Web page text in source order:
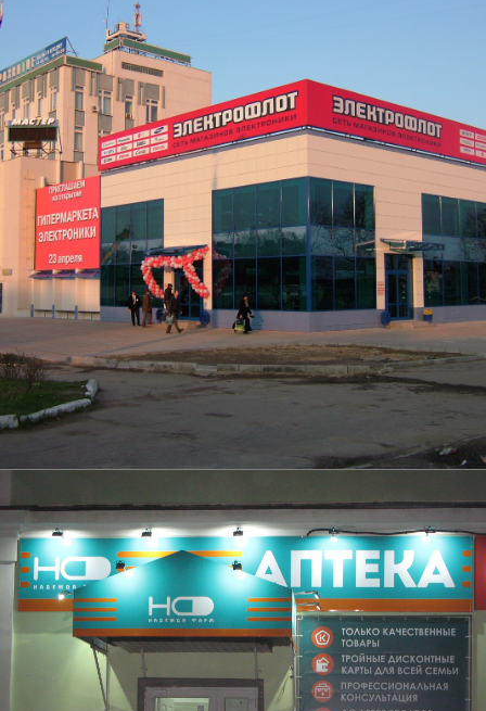
Световая вывеска (2003 г.)
Подробнее
Световая крышная установка (ex. Технопарк)